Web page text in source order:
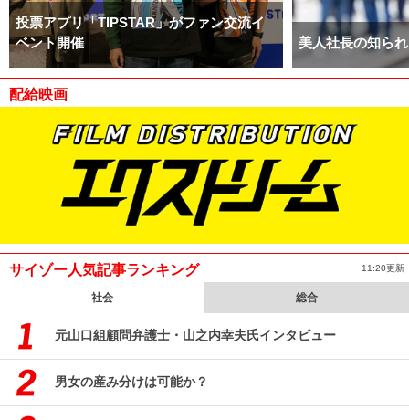
投票アプリ「TIPSTAR」がファン交流イ
ベント開催
美人社長の知ら
配給映画
サイゾー人気記事ランキング 11:20更新
社会 総合
元山口組顧問弁護士・山之内幸夫氏インタビュー
男女の産み分けは可能か？